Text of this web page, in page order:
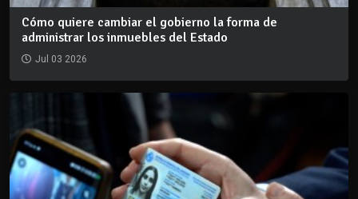
Cómo quiere cambiar el gobierno la forma de
administrar los inmuebles del Estado
Jul 03 2026